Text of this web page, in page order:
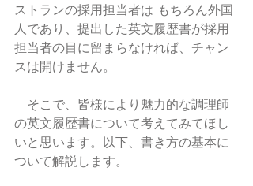
ストランの採用担当者は もちろん外国
人であり、提出した英文履歴書が採用
担当者の目に留まらなければ、チャン
スは開けません。
そこで、皆様により魅力的な調理師
の英文履歴書について考えてみてほし
いと思います。以下、書き方の基本に
ついて解説します。